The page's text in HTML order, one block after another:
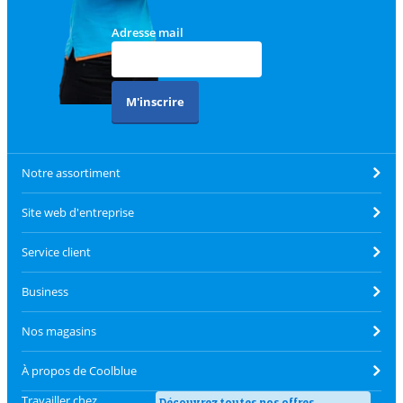
Adresse mail
M'inscrire
Notre assortiment
Site web d'entreprise
Service client
Business
Nos magasins
À propos de Coolblue